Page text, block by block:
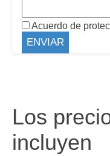
Acuerdo de
Los
incluyen